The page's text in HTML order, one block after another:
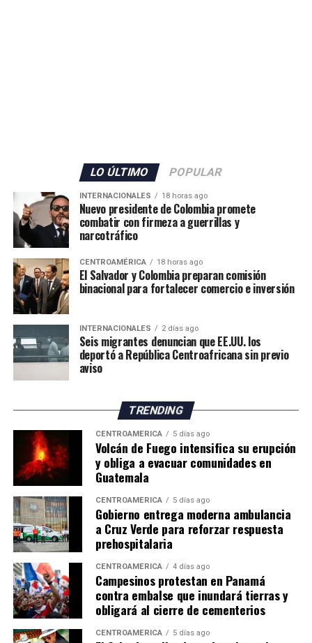
LO ÚLTIMO POPULAR
INTERNACIONALES 18 horas ago
Nuevo presidente de Colombia promete
combatir con firmeza a guerrillas y
narcotráfico
CENTROAMÉRICA 18 horas ago
El Salvador y Colombia preparan comisión
binacional para fortalecer comercio e inversión
INTERNACIONALES 2 días ago
Seis migrantes denuncian que EE.UU. los
deportó a República Centroafricana sin previo
aviso
TRENDING
CENTROAMÉRICA 5 días ago
Volcán de Fuego intensifica su erupción
y obliga a evacuar comunidades en
Guatemala
CENTROAMÉRICA 5 días ago
Gobierno entrega moderna ambulancia
a Cruz Verde para reforzar respuesta
prehospitalaria
CENTROAMÉRICA 4 días ago
Campesinos protestan en Panamá
contra embalse que inundará tierras y
obligará al cierre de cementerios
CENTROAMÉRICA 5 días ago